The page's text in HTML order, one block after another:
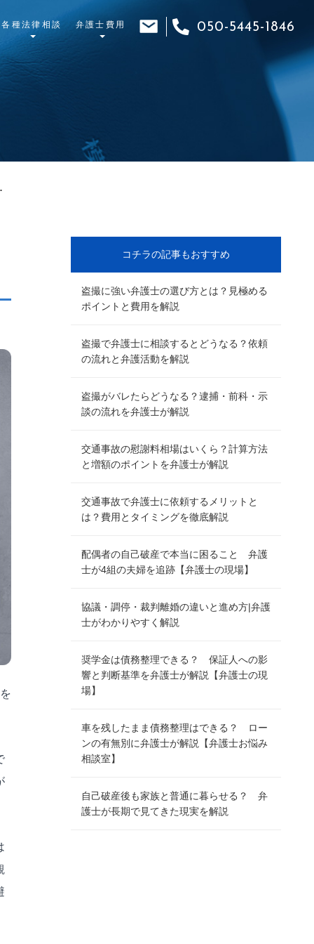
各種法律相談 弁護士費用 050-5445-1846
コチラの記事もおすすめ
盗撮に強い弁護士の選び方とは？見極める
ポイントと費用を解説
盗撮で弁護士に相談するとどうなる？依頼
の流れと弁護活動を解説
盗撮がバレたらどうなる？逮捕・前科・示
談の流れを弁護士が解説
交通事故の慰謝料相場はいくら？計算方法
と増額のポイントを弁護士が解説
交通事故で弁護士に依頼するメリットと
は？費用とタイミングを徹底解説
配偶者の自己破産で本当に困ること 弁護
士が4組の夫婦を追跡【弁護士の現場】
協議・調停・裁判離婚の違いと進め方|弁護
士がわかりやすく解説
奨学金は債務整理できる？ 保証人への影
響と判断基準を弁護士が解説【弁護士の現
場】
車を残したまま債務整理はできる？ ロー
ンの有無別に弁護士が解説【弁護士お悩み
相談室】
自己破産後も家族と普通に暮らせる？ 弁
護士が長期で見てきた現実を解説